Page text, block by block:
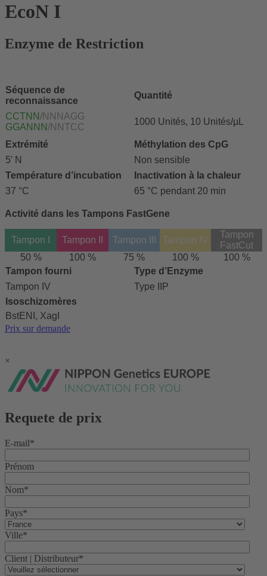
EcoN I
Enzyme de Restriction
Séquence de
reconnaissance
Quantité
CCTNN /NNNAGG
GGANNN /NNTCC
1000 Unités, 10 Unités/µL
Extrémité
Méthylation des CpG
5′ N
Non sensible
Température d’incubation
Inactivation à la chaleur
37 °C
65 °C pendant 20 min
Activité dans les Tampons FastGene
Tampon I Tampon II Tampon III Tampon IV
Tampon
FastCut
50 %
100 % 75 % 100 %
100 %
Tampon fourni
Type d’Enzyme
Tampon IV
Type IIP
Isoschizomères
BstENI, XagI
Prix sur demande
×
Requete de prix
E-mail*
Prénom
Nom*
Pays*
Ville*
Client | Distributeur*